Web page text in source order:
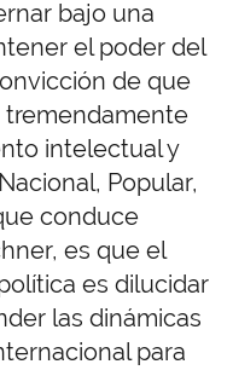
bajo una
el poder del
de que
tremendamente
intelectual y
Popular,
conduce
es que el
es dilucidar
las dinámicas
para